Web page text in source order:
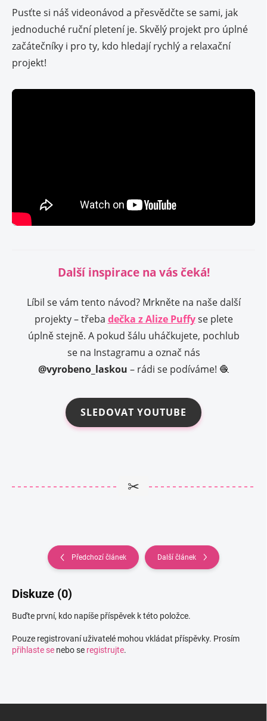
Pusťte si náš videonávod a přesvědčte se sami, jak
jednoduché ruční pletení je. Skvělý projekt pro úplné
začátečníky i pro ty, kdo hledají rychlý a relaxační
projekt!
Další inspirace na vás čeká!
Líbil se vám tento návod? Mrkněte na naše další
projekty – třeba dečka z Alize Puffyse plete
úplně stejně. A pokud šálu uháčkujete, pochlub
se na Instagramu a označ nás
@vyrobeno_laskou – rádi se podíváme! 🧶
SLEDOVAT YOUTUBE
✂
Předchozí článek Další článek
Diskuze (0)
Buďte první, kdo napíše příspěvek k této položce.
Pouze registrovaní uživatelé mohou vkládat příspěvky. Prosím
přihlaste se nebo se registrujte.